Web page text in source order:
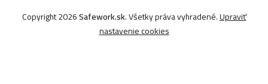
Copyright 2026Safework.sk. Všetky práva vyhradené.Upraviť
nastavenie cookies